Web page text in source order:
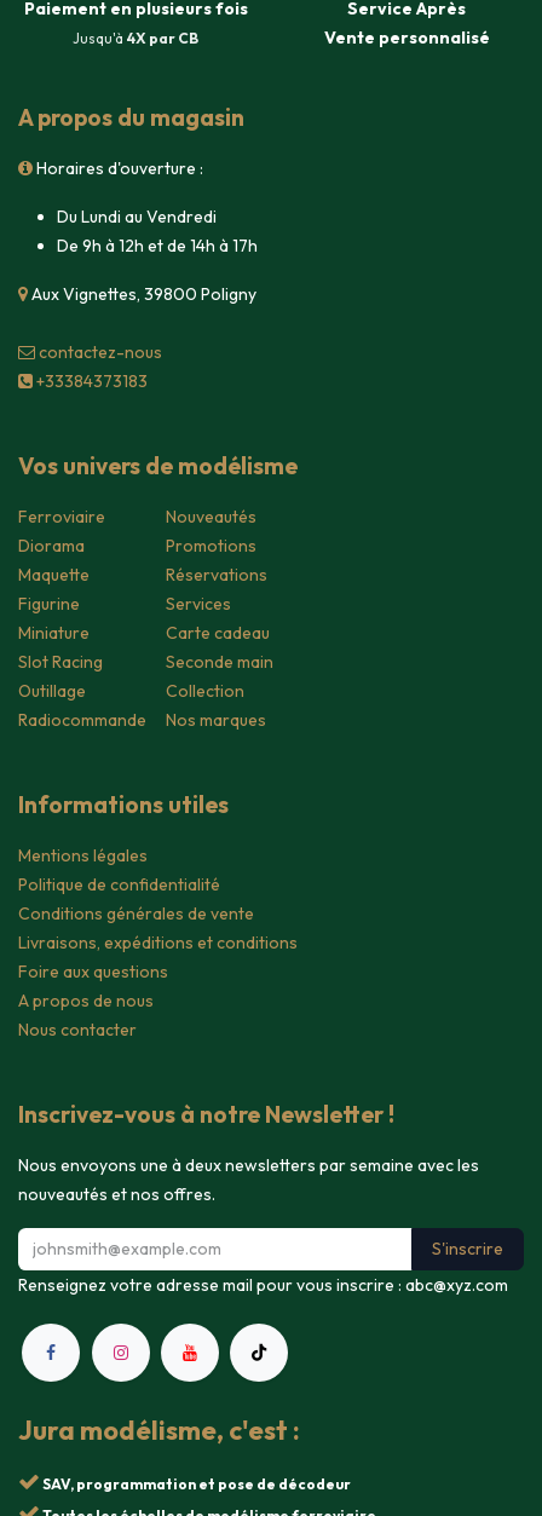
Paiement en plusieurs fois
Jusqu'à 4X par CB
Service Après
Vente personnalisé
A propos du magasin
Horaires d'ouverture :
Du Lundi au Vendredi
De 9h à 12h et de 14h à 17h
Aux Vignettes, 39800 Poligny
contacte​z-nous
+33384373183
Vos univers de modélisme
Ferroviaire
Diorama
Maquette
Figurine
Miniature
Slot Racing
Outillage
Radiocommande
Nouveautés
Promotions
Réservations
Services
Carte cadeau
Seconde main
Collection
Nos marques
Informations utiles
Mentions légales
Politique de confidentialité
Conditions générales de vente
Livraisons, expéditions et conditions
Foire aux questions
A propos de nous
Nous contacter
Inscrivez-vous à notre Newsletter !
Nous envoyons une à deux newsletters par semaine avec les
nouveautés et nos offres.
S'inscrire
Renseignez votre adresse mail pour vous inscrire : abc@xyz.com
Jura modélisme, c'est :
SAV, programmation et pose de décodeur